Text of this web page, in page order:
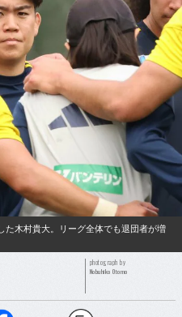
た木村貴大。リーグ全体でも退団者が増
photograph by
Nobuhiko Otomo